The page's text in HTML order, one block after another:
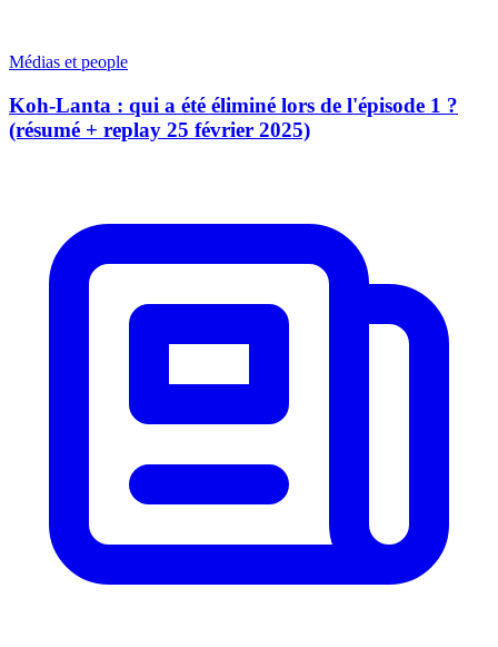
Médias et people
Koh-Lanta : qui a été éliminé lors de l'épisode 1 ?
(résumé + replay 25 février 2025)